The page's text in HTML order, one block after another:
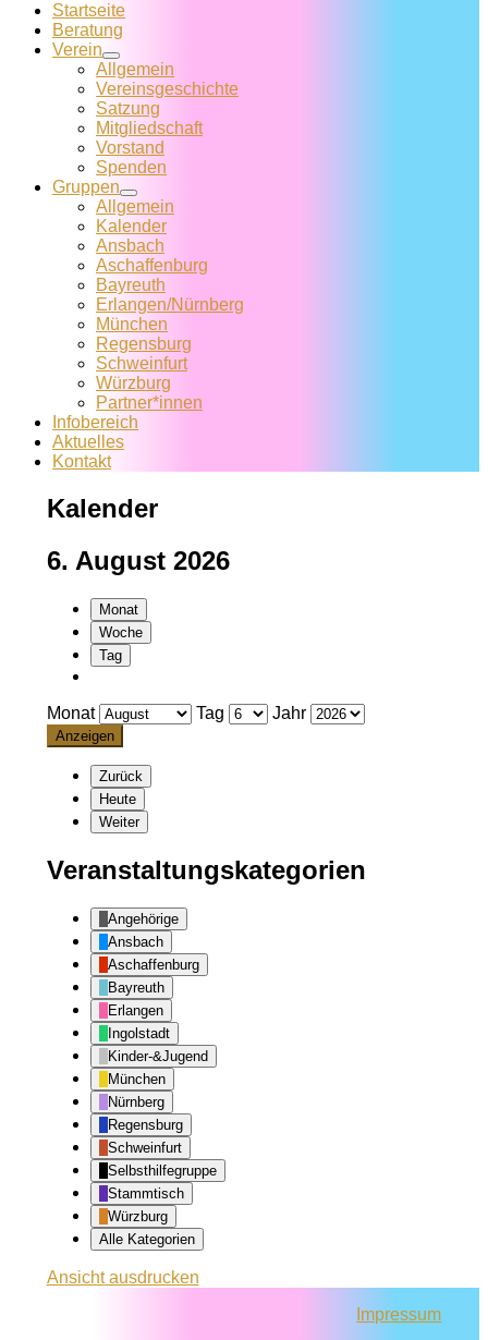
Startseite
Beratung
Verein
Allgemein
Vereins­geschichte
Satzung
Mitglied­schaft
Vorstand
Spenden
Gruppen
Allgemein
Kalender
Ansbach
Aschaffenburg
Bayreuth
Erlangen/Nürnberg
München
Regensburg
Schweinfurt
Würzburg
Partner*innen
Infobereich
Aktuelles
Kontakt
Kalender
6. August 2026
Monat
Woche
Tag
Monat Tag Jahr
Zurück
Heute
Weiter
Veranstaltungskategorien
Angehörige
Ansbach
Aschaffenburg
Bayreuth
Erlangen
Ingolstadt
Kinder-&Jugend
München
Nürnberg
Regensburg
Schweinfurt
Selbsthilfegruppe
Stammtisch
Würzburg
Alle Kategorien
Ansichtausdrucken
Impressum